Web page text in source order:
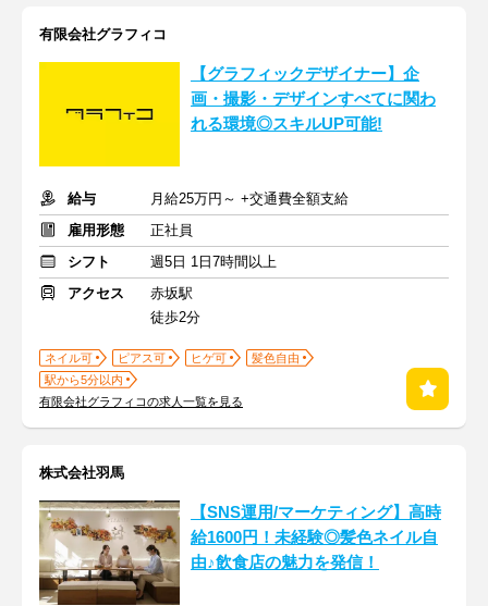
有限会社グラフィコ
【グラフィックデザイナー】企
画・撮影・デザインすべてに関わ
れる環境◎スキルUP可能!
給与
月給25万円～ +交通費全額支給
雇用形態
正社員
シフト
週5日 1日7時間以上
アクセス
赤坂駅
徒歩2分
ネイル可 ピアス可 ヒゲ可
髪色自由
駅から5分以内
有限会社グラフィコの求人一覧を見る
株式会社羽馬
【SNS運用/マーケティング】高時
給1600円！未経験◎髪色ネイル自
由♪飲食店の魅力を発信！